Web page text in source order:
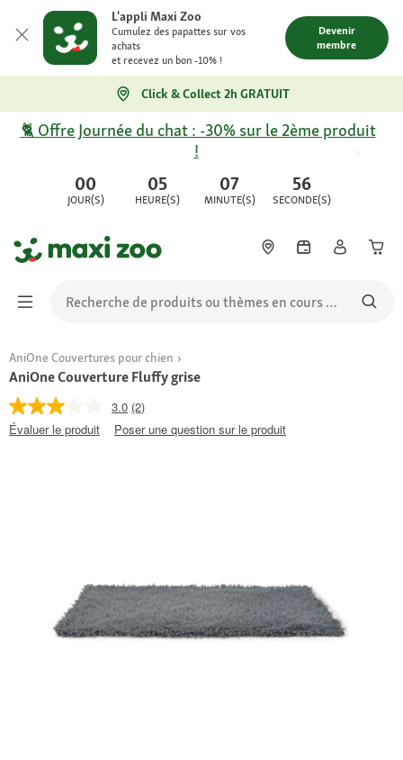
L'appli Maxi Zoo
Cumulez des papattes sur vos
achats
et recevez un bon -10% !
Devenir
membre
Click & Collect 2h GRATUIT
00
JOUR(S)
05
HEURE(S)
07
MINUTE(S)
56
SECONDE(S)
🐈 Offre Journée du chat : -30% sur le 2ème produit
!
AniOne Couvertures pour chien
AniOne Couverture Fluffy grise
3.0 (2)
Évaluer le produit
Poser une question sur le produit